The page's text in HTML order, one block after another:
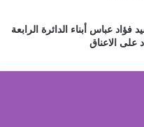
فؤاد عباس أبناء الدائرة الرابعة
على الاعناق